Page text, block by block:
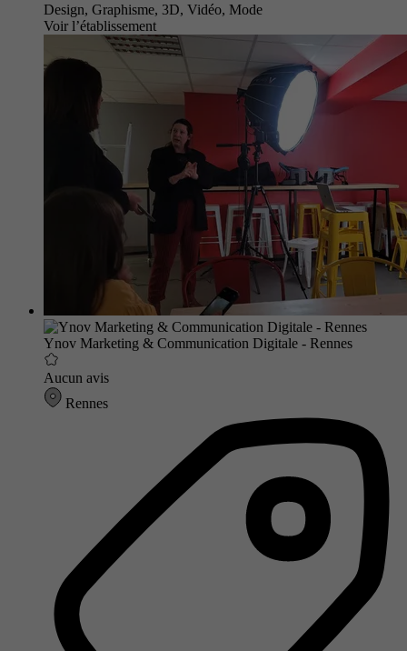
Design, Graphisme, 3D, Vidéo, Mode
Voir l’établissement
Ynov Marketing & Communication Digitale - Rennes
Aucun avis
Rennes